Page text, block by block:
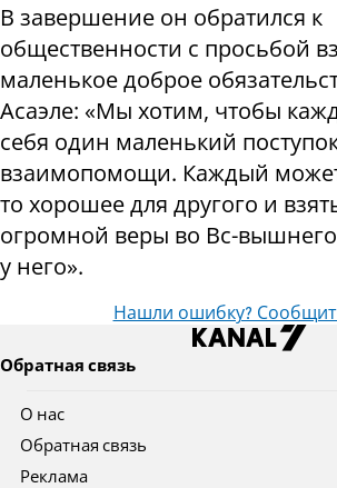
В завершение он обратился к
общественности с просьбой
маленькое доброе
Асаэле: «Мы хотим, чтобы
себя один маленький
взаимопомощи. Каждый может
то хорошее для другого и
огромной веры во Вс-
у него».
Нашли ошибку?
Обратная связь
О нас
Обратная связь
Реклама